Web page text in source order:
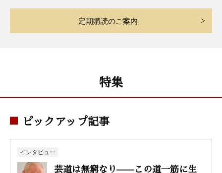
定期購読のご案内
特集
ピックアップ記事
インタビュー
芸道は無窮なり——この道一筋に生